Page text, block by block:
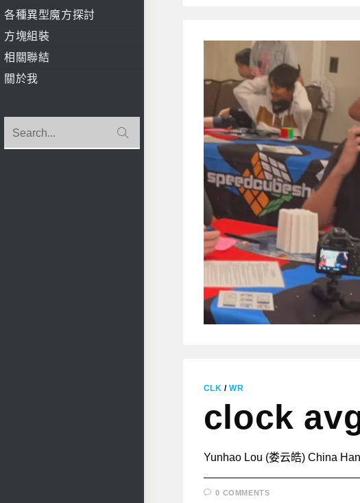
各種異型魔方探討
方塊組裝
相關聯結
關於我
Search...
search
CLK /WR
clock
Yunhao Lou (娄云皓) China
0 COMMENTS